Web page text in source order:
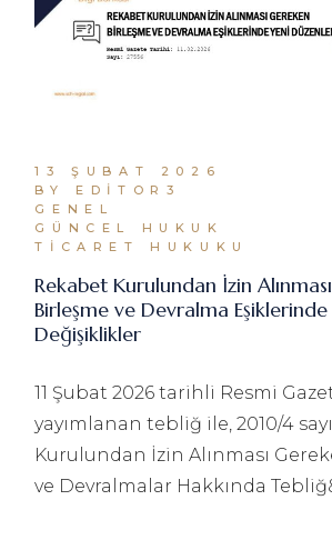
13 ŞUBAT 2026
BY EDITOR3
GENEL
GÜNCEL HUKUK
TICARET HUKUKU
Rekabet Kurulundan İzin
Birleşme ve Devralma
Değişiklikler
11 Şubat 2026 tarihli Resmi
yayımlanan tebliğ ile, 2010/4
Kurulundan İzin Alınması
ve Devralmalar Hakkında